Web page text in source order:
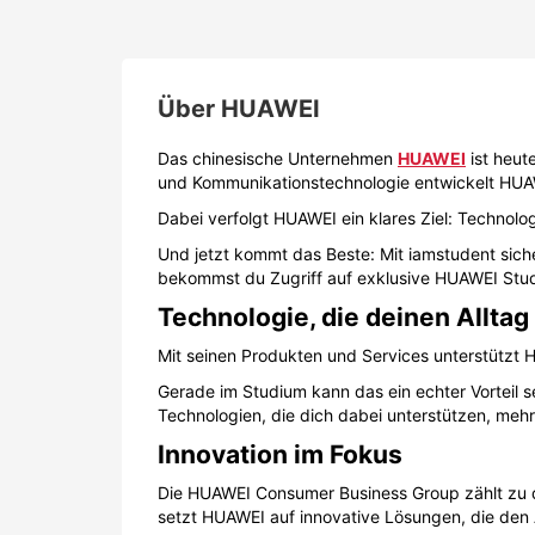
Über HUAWEI
Das chinesische Unternehmen HUAWEI ist
und Kommunikationstechnologie entwickelt
Dabei verfolgt HUAWEI ein klares Ziel:
Und jetzt kommt das Beste: Mit iamstudent
bekommst du Zugriff auf exklusive HUAWEI
Technologie, die deinen
Mit seinen Produkten und Services unterstützt
Gerade im Studium kann das ein echter Vorteil
Technologien, die dich dabei unterstützen,
Innovation im Fokus
Die HUAWEI Consumer Business Group zählt
setzt HUAWEI auf innovative Lösungen, die